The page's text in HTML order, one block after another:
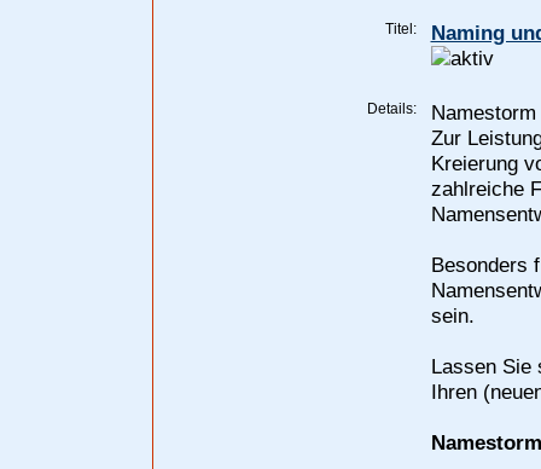
Titel: Naming
Details:
Zur
Kreierung
zahlreiche
Besonders
sein.
Lassen Sie
Ihren